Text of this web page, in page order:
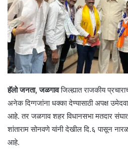
हॅलो जनता, जळगावजिल्ह्यात राजकीय
अनेक दिग्गजांना धक्का देण्यासाठी अपक्ष
आहे. तर जळगाव शहर विधानसभा मतदार
शांताराम सोनवणे यांनी देखील दि.६ पासून
आहे.